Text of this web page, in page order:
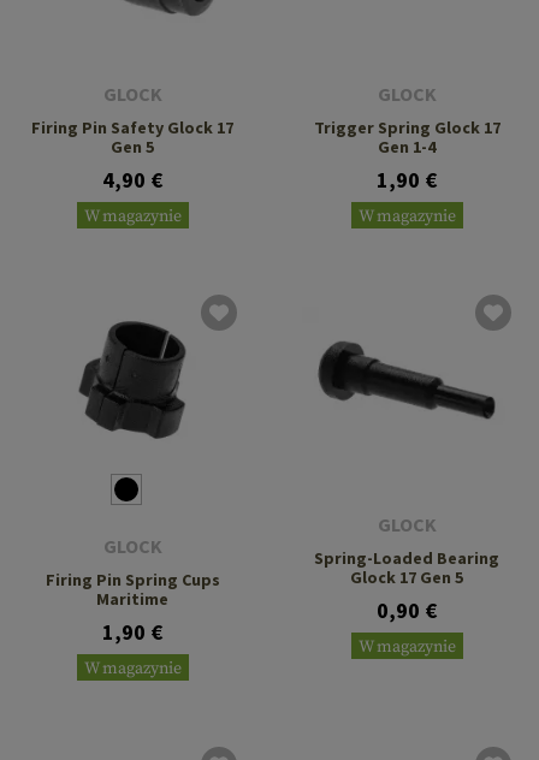
GLOCK
Firing Pin Safety Glock 17
Gen 5
4,90 €
W magazynie
GLOCK
Trigger Spring Glock 17
Gen 1-4
1,90 €
W magazynie
GLOCK
Firing Pin Spring Cups
Maritime
1,90 €
W magazynie
GLOCK
Spring-Loaded Bearing
Glock 17 Gen 5
0,90 €
W magazynie